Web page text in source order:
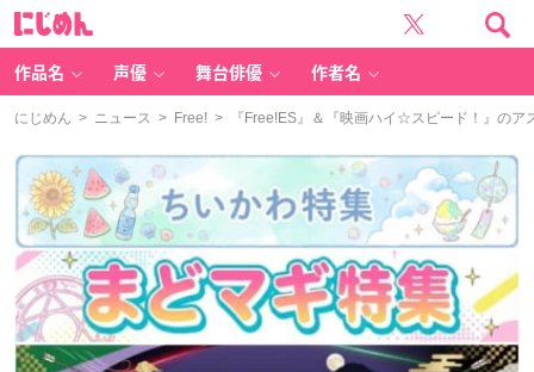
作品名 声優 舞台俳優 作者名
にじめん > ニュース > Free! > 『Free!ES』＆『映画ハイ☆スピード！』のア